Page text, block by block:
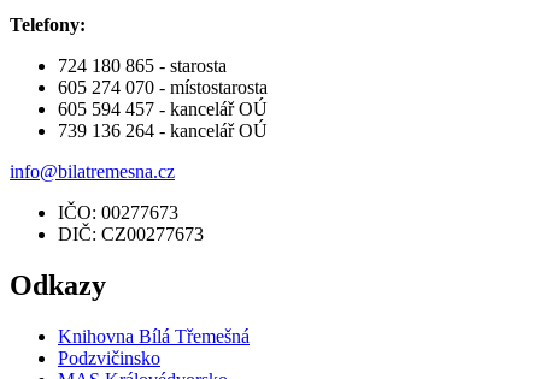
Telefony:
724 180 865 - starosta
605 274 070 - místostarosta
605 594 457 - kancelář OÚ
739 136 264 - kancelář OÚ
info@bilatremesna.cz
IČO: 00277673
DIČ: CZ00277673
Odkazy
Knihovna Bílá Třemešná
Podzvičinsko